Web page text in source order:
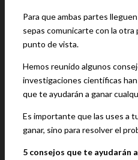
Para que ambas partes
sepas comunicarte con la otra
punto de vista.
Hemos reunido algunos
investigaciones científicas
que te ayudarán a ganar
Es importante que las uses a
ganar, sino para resolver el
5 consejos que te ayudarán